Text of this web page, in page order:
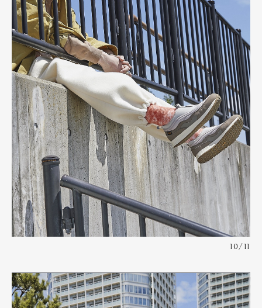
Art&DesignWatchFashion
GourmetCars
ProductCultureLifestyle
Pen Membership
Magazine
Official Columnist
About
Contact
Pen Meet
Pen international Pen tw
10/11